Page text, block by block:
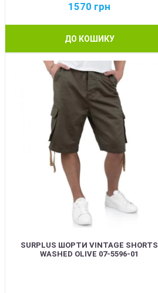
1570 грн
ДО КОШИКУ
SURPLUS ШОРТИ VINTAGE SHORTS
WASHED OLIVE 07-5596-01